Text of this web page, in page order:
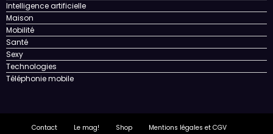
Intelligence artificielle
Maison
Mobilité
Santé
Sexy
Technologies
Téléphonie mobile
Contact Le mag! Shop Mentions légales et CGV